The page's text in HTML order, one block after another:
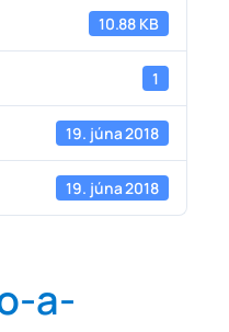
10.88 KB
1
19. júna 2018
19. júna 2018
a-